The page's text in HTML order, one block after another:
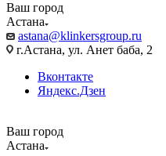
Ваш город
Астана
astana@klinkersgroup.ru
г.Астана, ул. Анет баба, 2
Вконтакте
Яндекс.Дзен
Ваш город
Астана